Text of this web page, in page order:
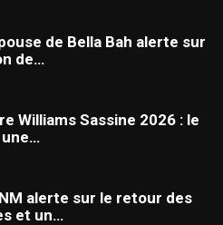
de Bella Bah alerte sur
de…
Williams Sassine 2026 : le
une…
alerte sur le retour des
et un…